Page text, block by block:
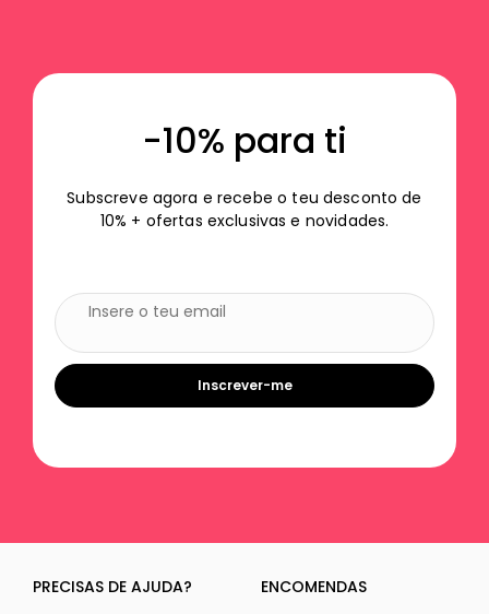
-10% para ti
Subscreve agora e recebe o teu desconto de
10% + ofertas exclusivas e novidades.
Inscrever-me
PRECISAS DE AJUDA?
ENCOMENDAS